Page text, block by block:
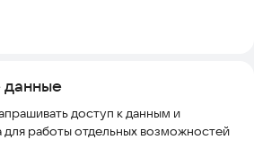
доступ к данным и
работы отдельных возможностей